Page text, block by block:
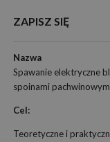
ZAPISZ SIĘ
Nazwa
Spawanie elektryczne
spoinami
Cel:
Teoretyczne i